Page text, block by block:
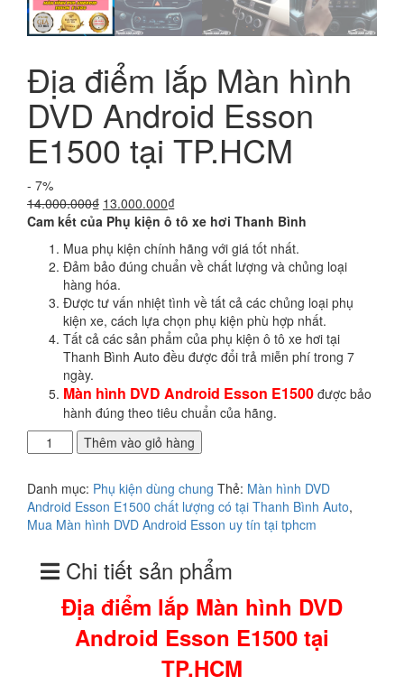
Địa điểm lắp Màn hình
DVD Android Esson
E1500 tại TP.HCM
- 7%
14.000.000₫ Giá
gốc
14.000.000₫.
13.000.000₫Giá
hiện
là:
13.000.000₫.
Cam kết của Phụ kiện ô tô xe hơi Thanh Bình
Mua phụ kiện chính hãng với giá tốt nhất.
Đảm bảo đúng chuẩn về chất lượng và chủng loại
hàng hóa.
Được tư vấn nhiệt tình về tất cả các chủng loại phụ
kiện xe, cách lựa chọn phụ kiện phù hợp nhất.
Tất cả các sản phẩm của phụ kiện ô tô xe hơi tại
Thanh Bình Auto đều được đổi trả miễn phí trong 7
ngày.
Màn hình DVD Android Esson E1500 được bảo
hành đúng theo tiêu chuẩn của hãng.
điểm
Màn
hình
DVD
Esson
E1500
TP.HCM
Thêm vào giỏ hàng
Danh mục: Phụ kiện dùng chung Thẻ: Màn hình DVD
Android Esson E1500 chất lượng có tại Thanh Bình Auto,
Mua Màn hình DVD Android Esson uy tín tại tphcm
Chi tiết sản phẩm
Địa điểm lắp Màn hình DVD
Android Esson E1500 tại
TP.HCM